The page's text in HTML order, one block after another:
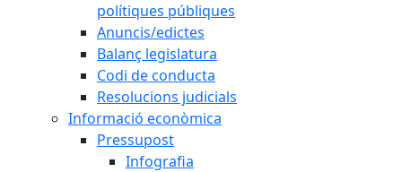
polítiques públiques
Anuncis/edictes
Balanç legislatura
Codi de conducta
Resolucions judicials
Informació econòmica
Pressupost
Infografia